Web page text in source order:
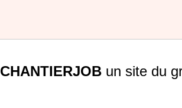
CHANTIERJOBun site du